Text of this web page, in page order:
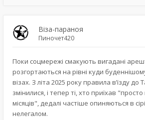
Віза-параноя
Пиночет420
Поки соцмережі смакують вигадані
розгортаються на рівні куди
візах. З літа 2025 року правила в’їзду до
змінилися, і тепер ті, хто приїхав
місяців", дедалі частіше опиняються в
нелегалом.